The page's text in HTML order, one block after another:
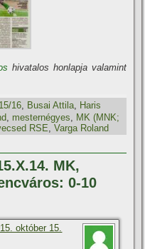
hivatalos honlapja valamint
16 Busai Attila
Haris
, mesternégyes, MK (MNK;
RSE,Varga Roland
MK,
0-10
október 15.